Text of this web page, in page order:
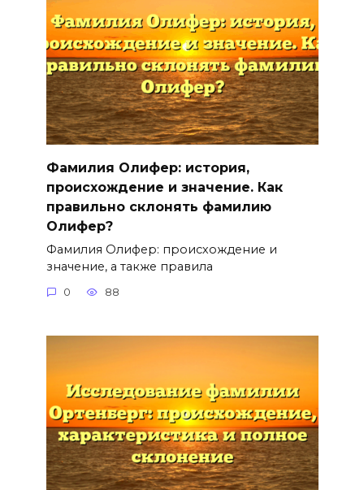
Фамилия Олифер: история,
происхождение и значение. Как
правильно склонять фамилию
Олифер?
Фамилия Олифер: происхождение и
значение, а также правила
0 88